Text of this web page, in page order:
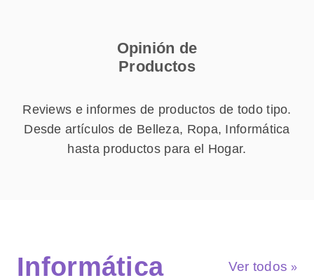
Opinión de
Productos
Reviews e informes de productos de todo tipo.
Desde artículos de Belleza, Ropa, Informática
hasta productos para el Hogar.
Informática Ver todos